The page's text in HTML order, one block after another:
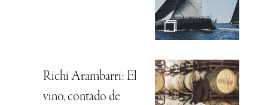
Richi Arambarri: El
vino, contado de